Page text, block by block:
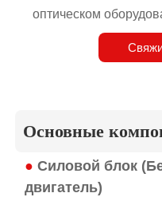
оптическом
Основные
●Силовой блок
двигатель)